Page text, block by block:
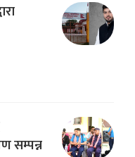
सम्पन्न